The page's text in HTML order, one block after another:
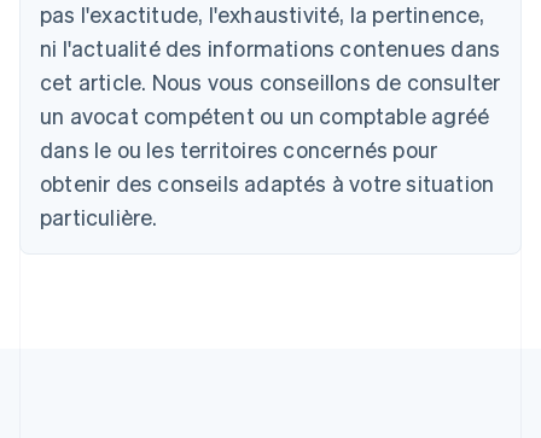
pas l'exactitude, l'exhaustivité, la pertinence,
ni l'actualité des informations contenues dans
cet article. Nous vous conseillons de consulter
un avocat compétent ou un comptable agréé
dans le ou les territoires concernés pour
obtenir des conseils adaptés à votre situation
particulière.
English
Autriche
DeutschEnglish
Belgique
NederlandsFrançaisDeutschEnglish
Português English
Bulgarie
English
Canada
EnglishFrançais